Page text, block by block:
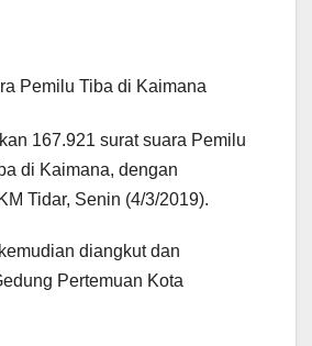
167.921 surat suara Pemilu
di Kaimana, dengan
Tidar, Senin (4/3/2019).
diangkut dan
Pertemuan Kota